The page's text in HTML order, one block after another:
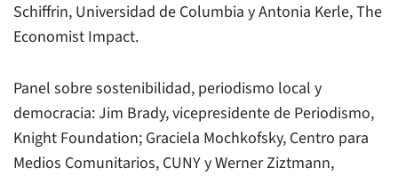
Schiffrin, Universidad de Columbia y Antonia Kerle, The
Economist Impact.
Panel sobre sostenibilidad, periodismo local y
democracia: Jim Brady, vicepresidente de Periodismo,
Knight Foundation; Graciela Mochkofsky, Centro para
Medios Comunitarios, CUNY y Werner Ziztmann,